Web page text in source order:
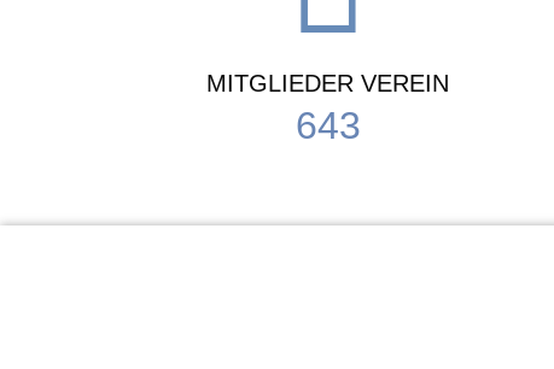
MITGLIEDER VEREIN
643